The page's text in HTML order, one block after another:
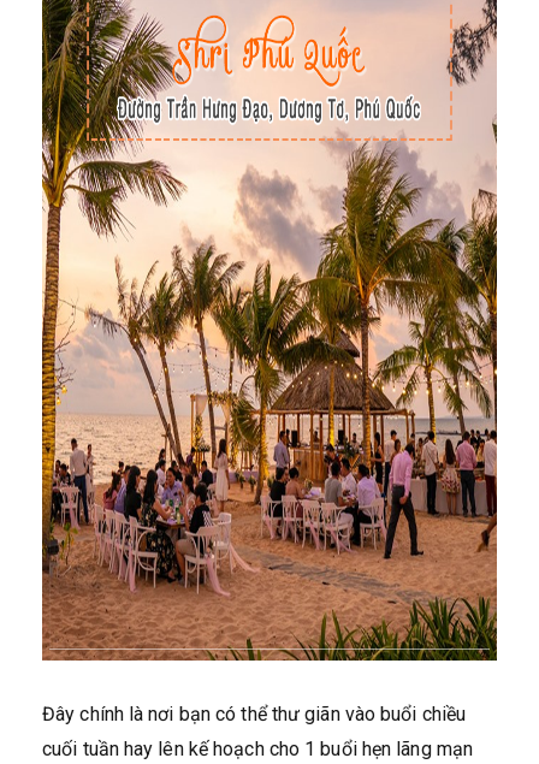
Đây chính là nơi bạn có thể thư giãn vào buổi chiều
cuối tuần hay lên kế hoạch cho 1 buổi hẹn lãng mạn